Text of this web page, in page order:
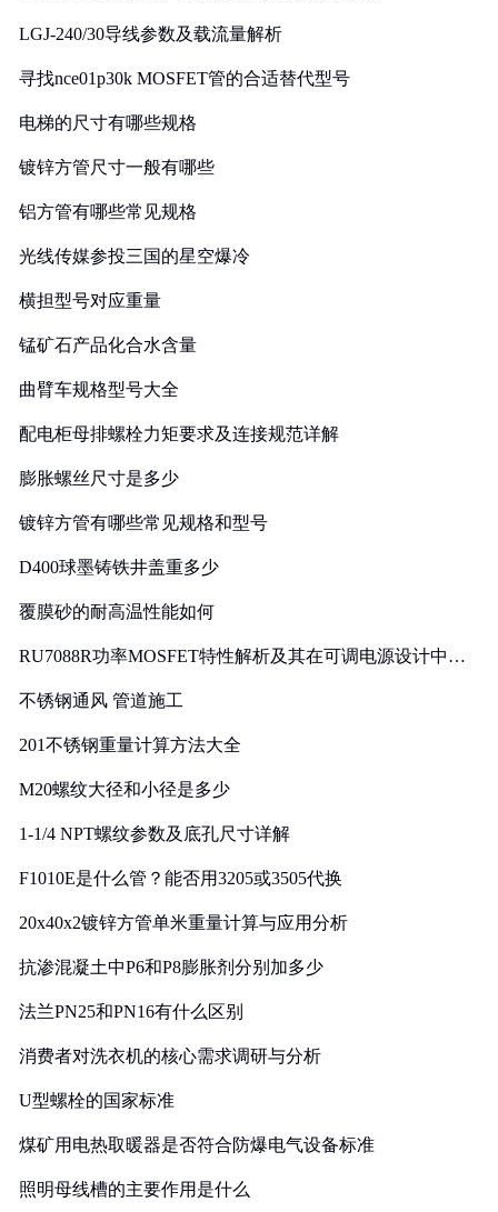
LGJ-240/30导线参数及载流量解析
寻找nce01p30k MOSFET管的合适替代型号
电梯的尺寸有哪些规格
镀锌方管尺寸一般有哪些
铝方管有哪些常见规格
光线传媒参投三国的星空爆冷
横担型号对应重量
锰矿石产品化合水含量
曲臂车规格型号大全
配电柜母排螺栓力矩要求及连接规范详解
膨胀螺丝尺寸是多少
镀锌方管有哪些常见规格和型号
D400球墨铸铁井盖重多少
覆膜砂的耐高温性能如何
RU7088R功率MOSFET特性解析及其在可调电源设计中的
不锈钢通风 管道施工
201不锈钢重量计算方法大全
M20螺纹大径和小径是多少
1-1/4 NPT螺纹参数及底孔尺寸详解
F1010E是什么管？能否用3205或3505代换
20x40x2镀锌方管单米重量计算与应用分析
抗渗混凝土中P6和P8膨胀剂分别加多少
法兰PN25和PN16有什么区别
消费者对洗衣机的核心需求调研与分析
U型螺栓的国家标准
煤矿用电热取暖器是否符合防爆电气设备标准
照明母线槽的主要作用是什么